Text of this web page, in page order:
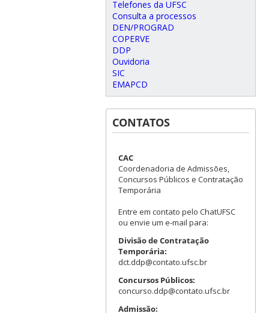
Telefones da UFSC
Consulta a processos
DEN/PROGRAD
COPERVE
DDP
Ouvidoria
SIC
EMAPCD
CONTATOS
CAC
Coordenadoria de Admissões,
Concursos Públicos e Contratação
Temporária
Entre em contato pelo ChatUFSC
ou envie um e-mail para:
Divisão de Contratação
Temporária:
dct.ddp@contato.ufsc.br
Concursos Públicos:
concurso.ddp@contato.ufsc.br
Admissão: